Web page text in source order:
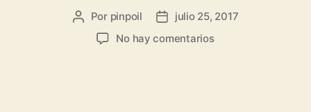
Por pinpoil
julio 25, 2017
No hay comentarios